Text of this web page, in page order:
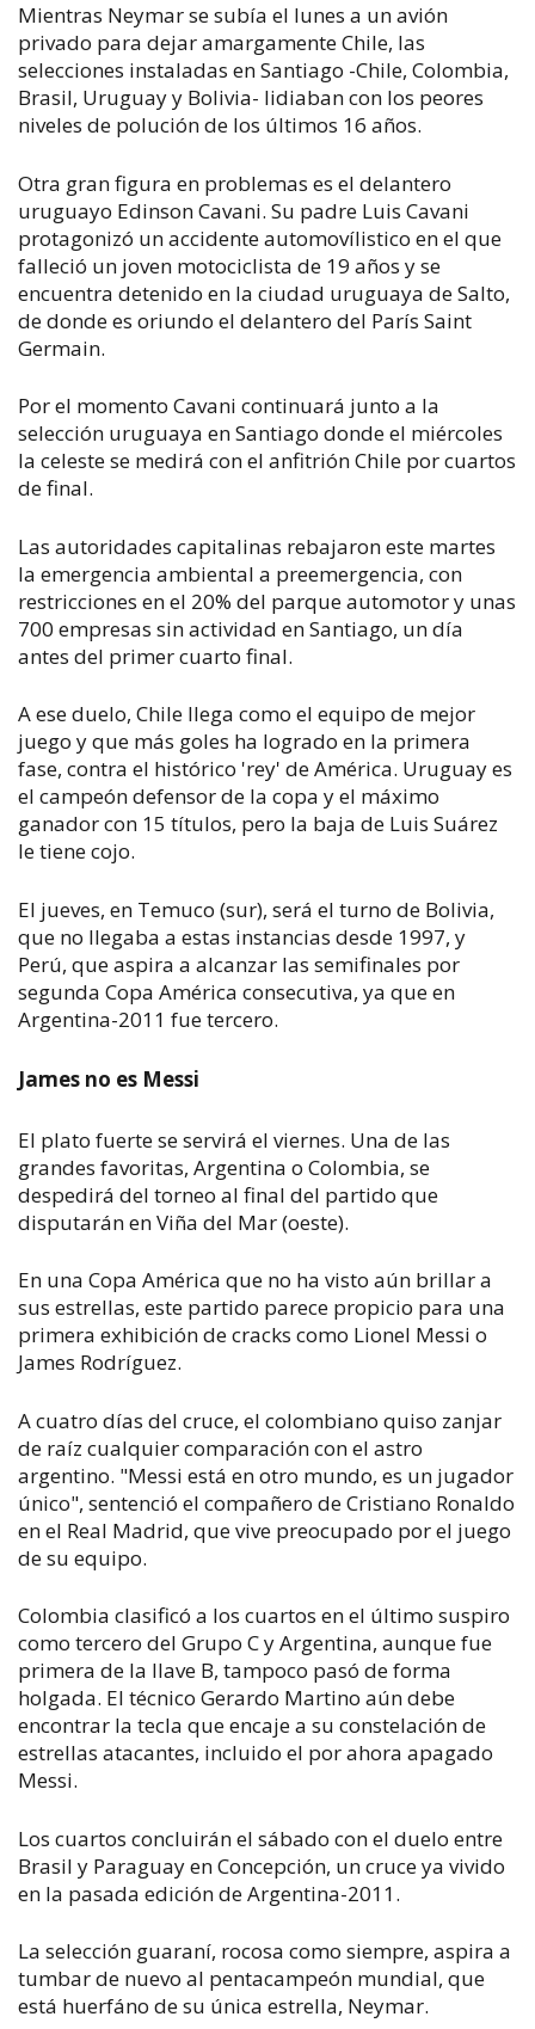
Mientras Neymar se subía el lunes a un avión
privado para dejar amargamente Chile, las
selecciones instaladas en Santiago -Chile, Colombia,
Brasil, Uruguay y Bolivia- lidiaban con los peores
niveles de polución de los últimos 16 años.
Otra gran figura en problemas es el delantero
uruguayo Edinson Cavani. Su padre Luis Cavani
protagonizó un accidente automovílistico en el que
falleció un joven motociclista de 19 años y se
encuentra detenido en la ciudad uruguaya de Salto,
de donde es oriundo el delantero del París Saint
Germain.
Por el momento Cavani continuará junto a la
selección uruguaya en Santiago donde el miércoles
la celeste se medirá con el anfitrión Chile por cuartos
de final.
Las autoridades capitalinas rebajaron este martes
la emergencia ambiental a preemergencia, con
restricciones en el 20% del parque automotor y unas
700 empresas sin actividad en Santiago, un día
antes del primer cuarto final.
A ese duelo, Chile llega como el equipo de mejor
juego y que más goles ha logrado en la primera
fase, contra el histórico 'rey' de América. Uruguay es
el campeón defensor de la copa y el máximo
ganador con 15 títulos, pero la baja de Luis Suárez
le tiene cojo.
El jueves, en Temuco (sur), será el turno de Bolivia,
que no llegaba a estas instancias desde 1997, y
Perú, que aspira a alcanzar las semifinales por
segunda Copa América consecutiva, ya que en
Argentina-2011 fue tercero.
James no es Messi
El plato fuerte se servirá el viernes. Una de las
grandes favoritas, Argentina o Colombia, se
despedirá del torneo al final del partido que
disputarán en Viña del Mar (oeste).
En una Copa América que no ha visto aún brillar a
sus estrellas, este partido parece propicio para una
primera exhibición de cracks como Lionel Messi o
James Rodríguez.
A cuatro días del cruce, el colombiano quiso zanjar
de raíz cualquier comparación con el astro
argentino. "Messi está en otro mundo, es un jugador
único", sentenció el compañero de Cristiano Ronaldo
en el Real Madrid, que vive preocupado por el juego
de su equipo.
Colombia clasificó a los cuartos en el último suspiro
como tercero del Grupo C y Argentina, aunque fue
primera de la llave B, tampoco pasó de forma
holgada. El técnico Gerardo Martino aún debe
encontrar la tecla que encaje a su constelación de
estrellas atacantes, incluido el por ahora apagado
Messi.
Los cuartos concluirán el sábado con el duelo entre
Brasil y Paraguay en Concepción, un cruce ya vivido
en la pasada edición de Argentina-2011.
La selección guaraní, rocosa como siempre, aspira a
tumbar de nuevo al pentacampeón mundial, que
está huerfáno de su única estrella, Neymar.